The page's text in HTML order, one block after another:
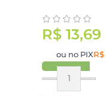
R$ 13,69
ou no PIXR$
Comprar